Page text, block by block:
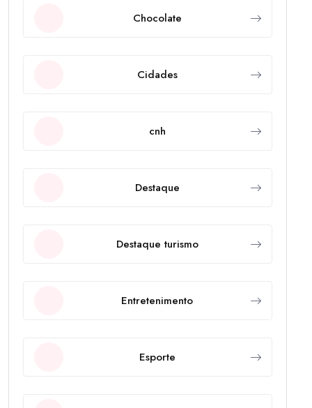
Chocolate
Cidades
cnh
Destaque
Destaque turismo
Entretenimento
Esporte